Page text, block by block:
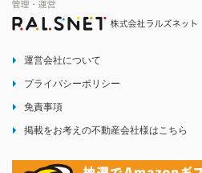
運営会社について
プライバシーポリシー
免責事項
掲載をお考えの不動産会社様はこちら